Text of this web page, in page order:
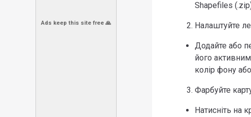
Ads keep this site free 🙏
Shapefiles
Налаштуйте
Додайте або
його
колір фону
Фарбуйте
Натисніть на